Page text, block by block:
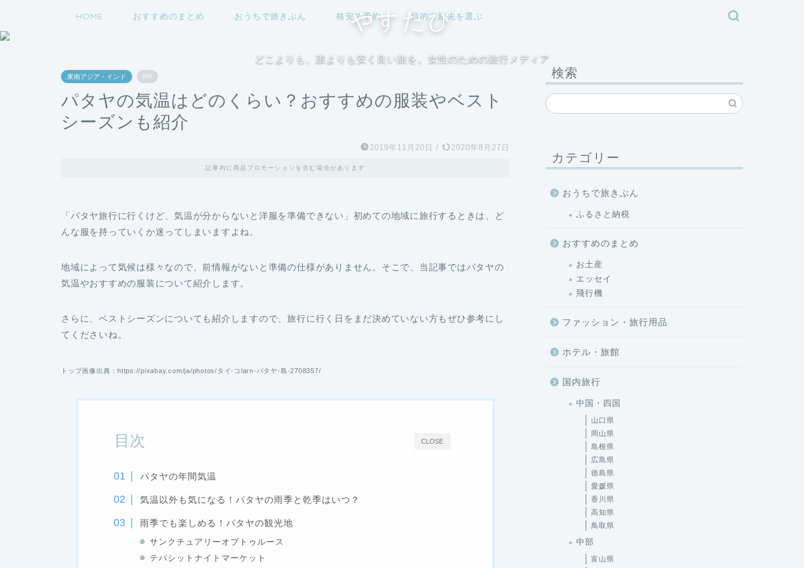
HOME おすすめのまとめ おうちで旅きぶん 格安で予約 目的で旅先を選ぶ
やすたび
どこよりも、誰よりも安く良い旅を。女性のための旅行メディア
東南アジア・インド PR
パタヤの気温はどのくらい？おすすめの服装やベスト
シーズンも紹介
2019年11月20日 / 2020年8月27日
記事内に商品プロモーションを含む場合があります
「パタヤ旅行に行くけど、気温が分からないと洋服を準備できない」初めての地域に旅行するときは、ど
んな服を持っていくか迷ってしまいますよね。
地域によって気候は様々なので、前情報がないと準備の仕様がありません。そこで、当記事ではパタヤの
気温やおすすめの服装について紹介します。
さらに、ベストシーズンについても紹介しますので、旅行に行く日をまだ決めていない方もぜひ参考にし
てくださいね。
トップ画像出典：https://pixabay.com/ja/photos/タイ-コlarn-パタヤ-島-2708357/
CLOSE
目次
パタヤの年間気温
気温以外も気になる！パタヤの雨季と乾季はいつ？
雨季でも楽しめる！パタヤの観光地
サンクチュアリーオブトゥルース
テパシットナイトマーケット
検索
カテゴリー
おうちで旅きぶん
ふるさと納税
おすすめのまとめ
お土産
エッセイ
飛行機
ファッション・旅行用品
ホテル・旅館
国内旅行
中国・四国
山口県
岡山県
島根県
広島県
徳島県
愛媛県
香川県
高知県
鳥取県
中部
富山県